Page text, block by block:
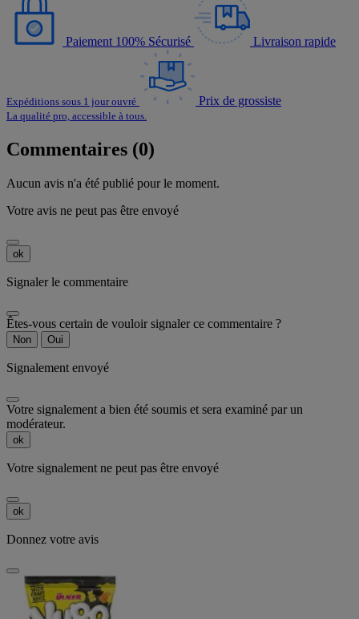
Paiement 100% Sécurisé Livraison rapide
Expéditions sous 1 jour ouvré Prix de grossiste
La qualité pro, accessible à tous.
Commentaires (0)
Aucun avis n'a été publié pour le moment.
Votre avis ne peut pas être envoyé
ok
Signaler le commentaire
Êtes-vous certain de vouloir signaler ce commentaire ?
Non Oui
Signalement envoyé
Votre signalement a bien été soumis et sera examiné par un
modérateur.
ok
Votre signalement ne peut pas être envoyé
ok
Donnez votre avis